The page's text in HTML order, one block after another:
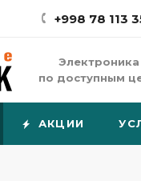
+998 78 113
Электроника
по доступным
АКЦИИ